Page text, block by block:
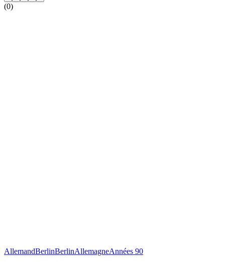
(0)
AllemandBerlinBerlinAllemagneAnnées 90